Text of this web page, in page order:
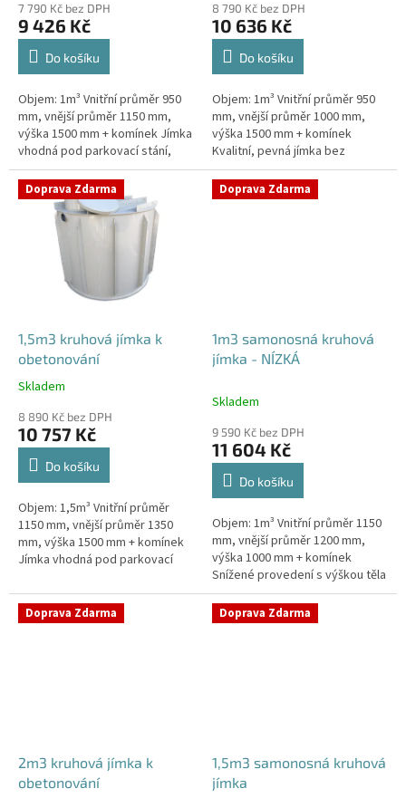
7 790 Kč bez DPH
9 426 Kč
Do košíku
Objem: 1m³ Vnitřní průměr 950
mm, vnější průměr 1150 mm,
výška 1500 mm + komínek Jímka
vhodná pod parkovací stání,
komunikace i terasy Průměr
přítoku specifikujte v...
8 790 Kč bez DPH
10 636 Kč
Do košíku
Objem: 1m³ Vnitřní průměr 950
mm, vnější průměr 1000 mm,
výška 1500 mm + komínek
Kvalitní, pevná jímka bez
potřeby obetonování. Průměr
přítoku specifikujte v...
Doprava Zdarma
1,5m3 kruhová jímka k
obetonování
Průměrné
produktu
je
5,0
hvězdiček.
Skladem
8 890 Kč bez DPH
10 757 Kč
Do košíku
Objem: 1,5m³ Vnitřní průměr
1150 mm, vnější průměr 1350
mm, výška 1500 mm + komínek
Jímka vhodná pod parkovací
Průměr přítoku specifikujte v...
Doprava Zdarma
1m3 samonosná kruhová
jímka - NÍZKÁ
Skladem
9 590 Kč bez DPH
11 604 Kč
Do košíku
Objem: 1m³ Vnitřní průměr 1150
mm, vnější průměr 1200 mm,
výška 1000 mm + komínek
Snížené provedení s výškou těla
pouhý 1m! Kvalitní, pevná jímka
bez potřeby obetonování
Průměr...
Doprava Zdarma
2m3 kruhová jímka k
obetonování
Doprava Zdarma
1,5m3 samonosná kruhová
jímka